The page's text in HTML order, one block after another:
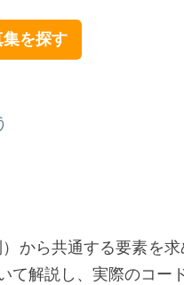
め
る
を探す
から共通する要素を
て解説し、実際のコー